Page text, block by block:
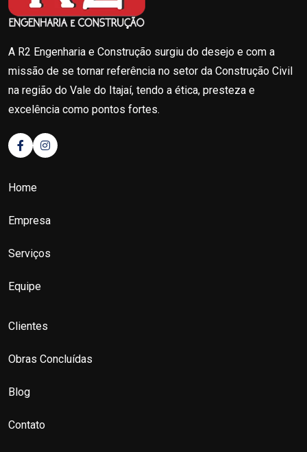
A R2 Engenharia e Construção surgiu do desejo e com a
missão de se tornar referência no setor da Construção Civil
na região do Vale do Itajaí, tendo a ética, presteza e
excelência como pontos fortes.
Home
Empresa
Serviços
Equipe
Clientes
Obras Concluídas
Blog
Contato